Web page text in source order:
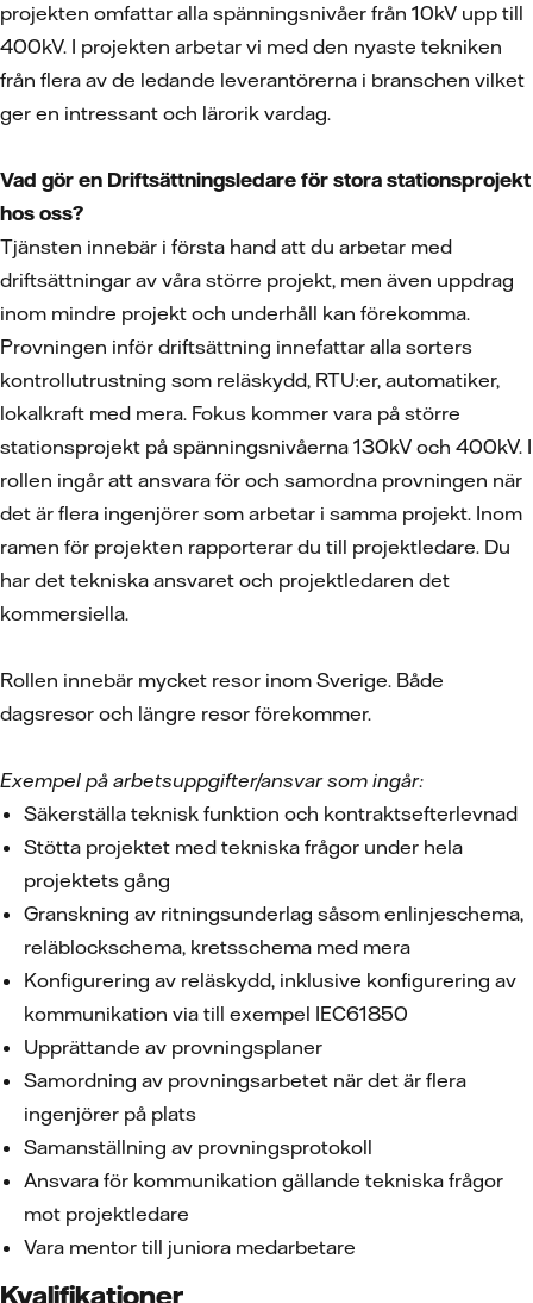
projekten omfattar alla spänningsnivåer från 10kV upp till
400kV. I projekten arbetar vi med den nyaste tekniken
från flera av de ledande leverantörerna i branschen vilket
ger en intressant och lärorik vardag.
Vad gör en Driftsättningsledare för stora stationsprojekt
hos oss?
Tjänsten innebär i första hand att du arbetar med
driftsättningar av våra större projekt, men även uppdrag
inom mindre projekt och underhåll kan förekomma.
Provningen inför driftsättning innefattar alla sorters
kontrollutrustning som reläskydd, RTU:er, automatiker,
lokalkraft med mera. Fokus kommer vara på större
stationsprojekt på spänningsnivåerna 130kV och 400kV. I
rollen ingår att ansvara för och samordna provningen när
det är flera ingenjörer som arbetar i samma projekt. Inom
ramen för projekten rapporterar du till projektledare. Du
har det tekniska ansvaret och projektledaren det
kommersiella.
Rollen innebär mycket resor inom Sverige. Både
dagsresor och längre resor förekommer.
Exempel på arbetsuppgifter/ansvar som ingår:
Säkerställa teknisk funktion och kontraktsefterlevnad
Stötta projektet med tekniska frågor under hela
projektets gång
Granskning av ritningsunderlag såsom enlinjeschema,
reläblockschema, kretsschema med mera
Konfigurering av reläskydd, inklusive konfigurering av
kommunikation via till exempel IEC61850
Upprättande av provningsplaner
Samordning av provningsarbetet när det är flera
ingenjörer på plats
Samanställning av provningsprotokoll
Ansvara för kommunikation gällande tekniska frågor
mot projektledare
Vara mentor till juniora medarbetare
Kvalifikationer